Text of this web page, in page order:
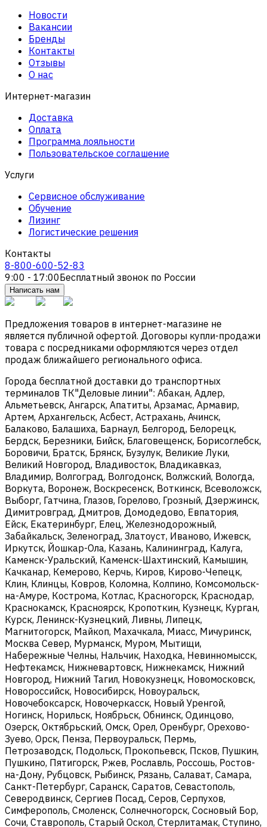
Новости
Вакансии
Бренды
Контакты
Отзывы
О нас
Интернет-магазин
Доставка
Оплата
Программа лояльности
Пользовательское соглашение
Услуги
Сервисное обслуживание
Обучение
Лизинг
Логистические решения
Контакты
8-800-600-52-83
9:00 - 17:00Бесплатный звонок по России
Написать нам
Предложения товаров в интернет-магазине не
является публичной офертой. Договоры купли-продажи
товара с посредниками оформляются через отдел
продаж ближайшего регионального офиса.
Города бесплатной доставки до транспортных
терминалов ТК"Деловые линии": Абакан, Адлер,
Альметьевск, Ангарск, Апатиты, Арзамас, Армавир,
Артем, Архангельск, Асбест, Астрахань, Ачинск,
Балаково, Балашиха, Барнаул, Белгород, Белорецк,
Бердск, Березники, Бийск, Благовещенск, Борисоглебск,
Боровичи, Братск, Брянск, Бузулук, Великие Луки,
Великий Новгород, Владивосток, Владикавказ,
Владимир, Волгоград, Волгодонск, Волжский, Вологда,
Воркута, Воронеж, Воскресенск, Воткинск, Всеволожск,
Выборг, Гатчина, Глазов, Горелово, Грозный, Дзержинск,
Димитровград, Дмитров, Домодедово, Евпатория,
Ейск, Екатеринбург, Елец, Железнодорожный,
Забайкальск, Зеленоград, Златоуст, Иваново, Ижевск,
Иркутск, Йошкар-Ола, Казань, Калининград, Калуга,
Каменск-Уральский, Каменск-Шахтинский, Камышин,
Качканар, Кемерово, Керчь, Киров, Кирово-Чепецк,
Клин, Клинцы, Ковров, Коломна, Колпино, Комсомольск-
на-Амуре, Кострома, Котлас, Красногорск, Краснодар,
Краснокамск, Красноярск, Кропоткин, Кузнецк, Курган,
Курск, Ленинск-Кузнецкий, Ливны, Липецк,
Магнитогорск, Майкоп, Махачкала, Миасс, Мичуринск,
Москва Север, Мурманск, Муром, Мытищи,
Набережные Челны, Нальчик, Находка, Невинномысск,
Нефтекамск, Нижневартовск, Нижнекамск, Нижний
Новгород, Нижний Тагил, Новокузнецк, Новомосковск,
Новороссийск, Новосибирск, Новоуральск,
Новочебоксарск, Новочеркасск, Новый Уренгой,
Ногинск, Норильск, Ноябрьск, Обнинск, Одинцово,
Озерск, Октябрьский, Омск, Орел, Оренбург, Орехово-
Зуево, Орск, Пенза, Первоуральск, Пермь,
Петрозаводск, Подольск, Прокопьевск, Псков, Пушкин,
Пушкино, Пятигорск, Ржев, Рославль, Россошь, Ростов-
на-Дону, Рубцовск, Рыбинск, Рязань, Салават, Самара,
Санкт-Петербург, Саранск, Саратов, Севастополь,
Северодвинск, Сергиев Посад, Серов, Серпухов,
Симферополь, Смоленск, Солнечногорск, Сосновый Бор,
Сочи, Ставрополь, Старый Оскол, Стерлитамак, Ступино,